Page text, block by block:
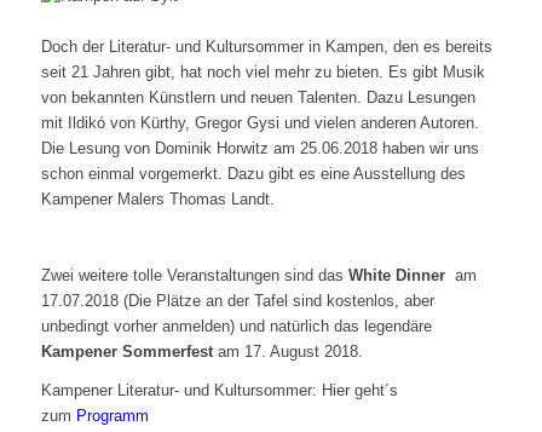
Doch der Literatur- und Kultursommer in Kampen, den es bereits
seit 21 Jahren gibt, hat noch viel mehr zu bieten. Es gibt Musik
von bekannten Künstlern und neuen Talenten. Dazu Lesungen
mit Ildikó von Kürthy, Gregor Gysi und vielen anderen Autoren.
Die Lesung von Dominik Horwitz am 25.06.2018 haben wir uns
schon einmal vorgemerkt. Dazu gibt es eine Ausstellung des
Kampener Malers Thomas Landt.
Zwei weitere tolle Veranstaltungen sind das White Dinneram
17.07.2018 (Die Plätze an der Tafel sind kostenlos, aber
unbedingt vorher anmelden) und natürlich das legendäre
Kampener Sommerfestam 17. August 2018.
Kampener Literatur- und Kultursommer: Hier geht´s
zum Programm